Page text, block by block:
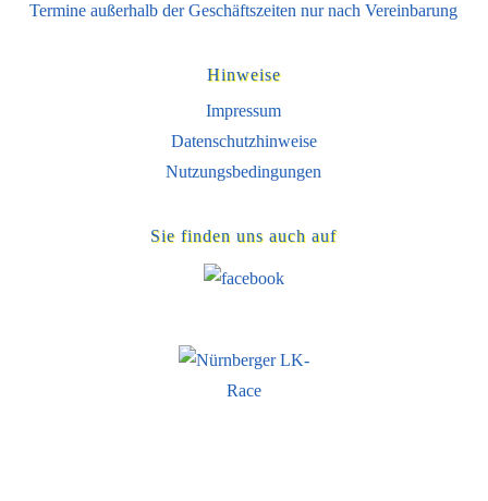
Termine außerhalb der Geschäftszeiten nur nach Vereinbarung
Hinweise
Impressum
Datenschutzhinweise
Nutzungsbedingungen
Sie finden uns auch auf